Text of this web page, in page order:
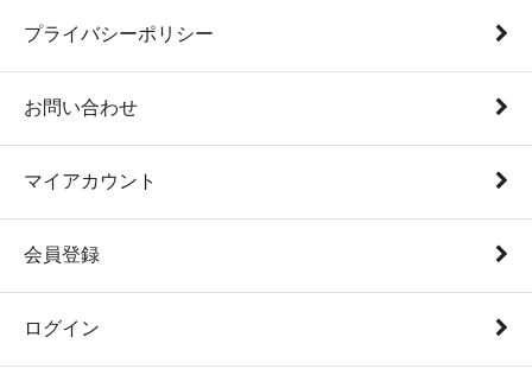
プライバシーポリシー
お問い合わせ
マイアカウント
会員登録
ログイン